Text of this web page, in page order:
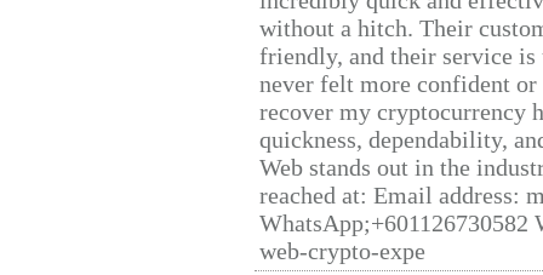
without a hitch. Their
friendly, and their service
never felt more confident
recover my cryptocurrency
quickness, dependability,
Web stands out in the
reached at: Email address:
web-crypto-expe